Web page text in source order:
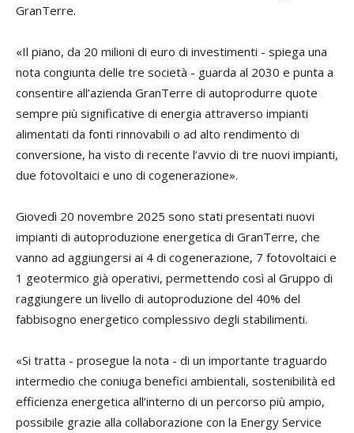
GranTerre.
«Il piano, da 20 milioni di euro di investimenti - spiega una
nota congiunta delle tre società - guarda al 2030 e punta a
consentire all’azienda GranTerre di autoprodurre quote
sempre più significative di energia attraverso impianti
alimentati da fonti rinnovabili o ad alto rendimento di
conversione, ha visto di recente l’avvio di tre nuovi impianti,
due fotovoltaici e uno di cogenerazione».
Giovedì 20 novembre 2025 sono stati presentati nuovi
impianti di autoproduzione energetica di GranTerre, che
vanno ad aggiungersi ai 4 di cogenerazione, 7 fotovoltaici e
1 geotermico già operativi, permettendo così al Gruppo di
raggiungere un livello di autoproduzione del 40% del
fabbisogno energetico complessivo degli stabilimenti.
«Si tratta - prosegue la nota - di un importante traguardo
intermedio che coniuga benefici ambientali, sostenibilità ed
efficienza energetica all’interno di un percorso più ampio,
possibile grazie alla collaborazione con la Energy Service